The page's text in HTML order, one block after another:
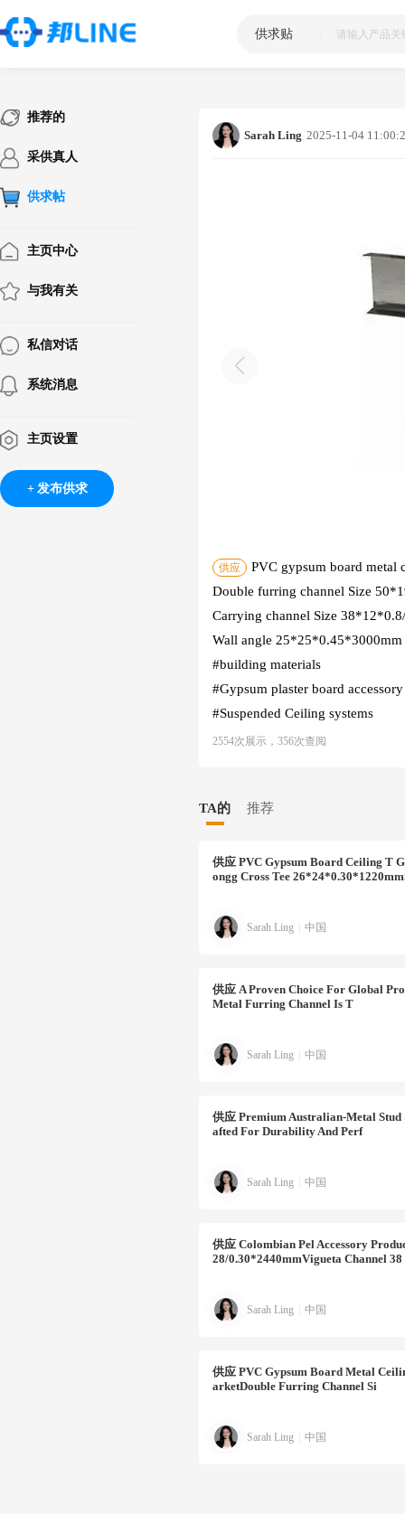
供求贴
推荐的
采供真人
供求帖
主页中心
与我有关
私信对话
系统消息
主页设置
发布供求
Sarah Ling 2025-11-04
供应
PVC gypsum board metal
Double furring channel Size
Carrying channel Size
Wall angle 25*25*0.45*3000mm
#building materials
#Gypsum plaster board accessory
#Suspended Ceiling systems
2554次展示，356次查阅
TA的 推荐
供应 PVC Gypsum Board Ceiling T
Ongg Cross Tee
Sarah Ling 中国
供应 A Proven Choice For Global
Metal Furring Channel Is T
Sarah Ling 中国
供应 Premium Australian-Metal
Afted For Durability And Perf
Sarah Ling 中国
供应 Colombian Pel Accessory
28/0.30*2440mmVigueta Channel 38
Sarah Ling 中国
供应 PVC Gypsum Board Metal
ArketDouble Furring Channel Si
Sarah Ling 中国